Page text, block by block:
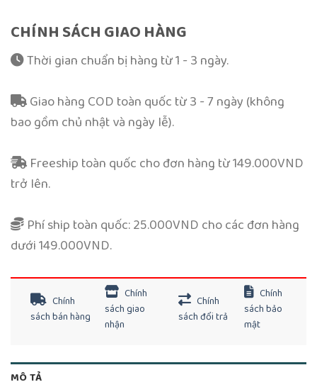
CHÍNH SÁCH GIAO HÀNG
Thời gian chuẩn bị hàng từ 1 - 3 ngày.
Giao hàng COD toàn quốc từ 3 - 7 ngày (không
bao gồm chủ nhật và ngày lễ).
Freeship toàn quốc cho đơn hàng từ 149.000VND
trở lên.
Phí ship toàn quốc: 25.000VND cho các đơn hàng
dưới 149.000VND.
Chính
sách bán hàng
Chính
sách giao
nhận
Chính
sách đổi trả
Chính
sách bảo
mật
MÔ TẢ